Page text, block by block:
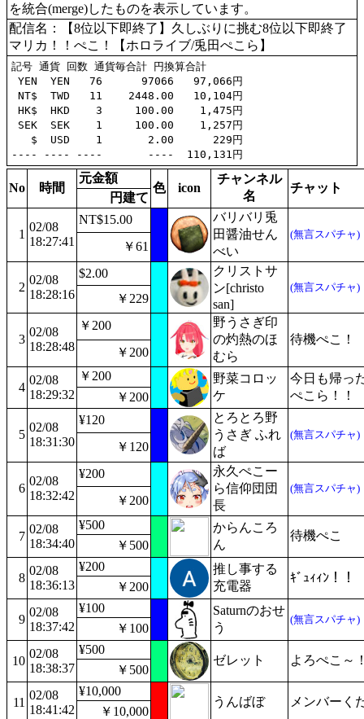
を統合(merge)したものを表示しています。
配信名：【8位以下即終了】久しぶりに挑む8位以下即終了
マリカ！！ぺこ！【ホロライブ/兎田ぺこら】
記号 通貨 回数 通貨毎合計 円換算合計
YEN  YEN   76      97066   97,066円
NT$  TWD   11    2448.00   10,104円
HK$  HKD    3     100.00    1,475円
SEK  SEK    1     100.00    1,257円
   $  USD    1       2.00      229円
No 時間
元金額
色 icon
チャンネル
名
チャット
円建て
1
02/08
18:27:41
NT$15.00
バリバリ兎
田醤油せん
べい
(無言スパチャ)
￥61
2
02/08
18:28:16
$2.00
クリストサ
ン[christo
san]
(無言スパチャ)
￥229
3
02/08
18:28:48
￥200
野うさぎ印
の灼熱のほ
むら
待機ぺこ！
￥200
4
02/08
18:29:32
￥200
野菜コロッ
ケ
今日も帰っ
ぺこら！！
￥200
5
02/08
18:31:30
¥120
とろとろ野
うさぎ ふれ
ば
(無言スパチャ)
￥120
6
02/08
18:32:42
¥200
永久ぺこー
ら信仰団団
長
(無言スパチャ)
￥200
7
02/08
18:34:40
¥500
からんころ
ん
待機ぺこ
￥500
8
02/08
18:36:13
¥200
推し事する
充電器
ｷﾞｭｨｨﾝ！！
￥200
9
02/08
18:37:42
¥100
Saturnのおせ
う
(無言スパチャ)
￥100
10
02/08
18:38:37
¥500
ゼレット よろぺこ～
￥500
11
02/08
18:41:42
¥10,000
うんばぼ メンバーく
￥10,000